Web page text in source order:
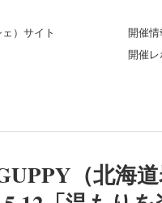
）サイト
開催情
開催レ
（北海